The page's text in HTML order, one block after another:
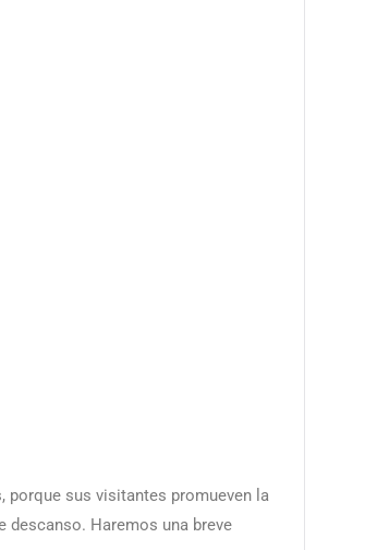
porque sus visitantes promueven la
descanso. Haremos una breve